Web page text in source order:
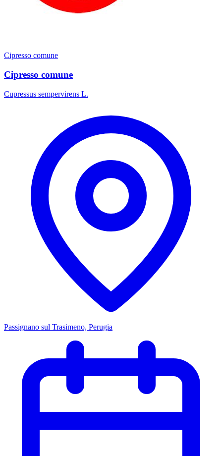
Cipresso comune
Cipresso comune
Cupressus sempervirens L.
Passignano sul Trasimeno, Perugia